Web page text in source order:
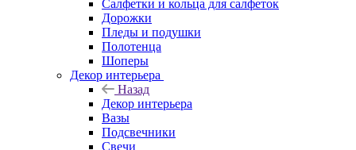
Салфетки и кольца для салфеток
Дорожки
Пледы и подушки
Полотенца
Шоперы
Декор интерьера
Назад
Декор интерьера
Вазы
Подсвечники
Свечи